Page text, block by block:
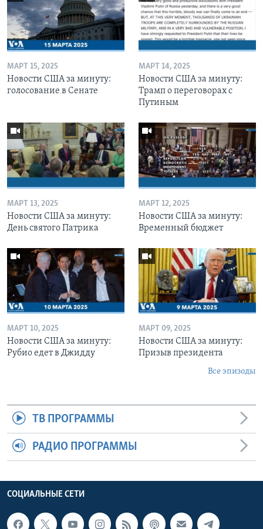
МАРТ 15, 2025
Новости США за минуту:
голосование в Сенате
МАРТ 14, 2025
Новости США за минуту:
Трамп о переговорах с
Путиным
МАРТ 13, 2025
Новости США за минуту:
День святого Патрика
МАРТ 12, 2025
Новости США за минуту:
Временный бюджет
МАРТ 10, 2025
Новости США за минуту:
Рубио едет в Джидду
МАРТ 09, 2025
Новости США за минуту:
Призыв президента
Все эпизоды
ТВ ПРОГРАММЫ
РАДИО ПРОГРАММЫ
СОЦИАЛЬНЫЕ СЕТИ